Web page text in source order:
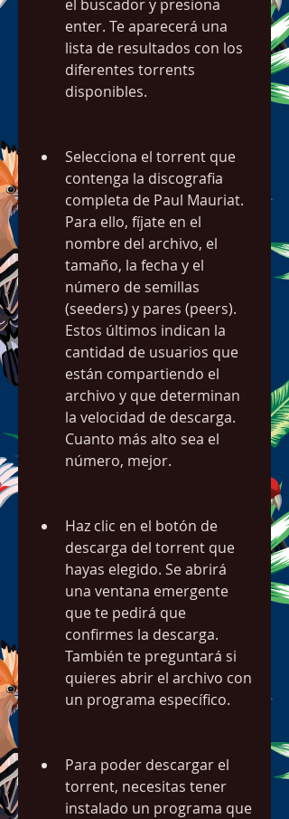
el buscador y presiona
enter. Te aparecerá una
lista de resultados con los
diferentes torrents
disponibles.
Selecciona el torrent que
contenga la discografia
completa de Paul Mauriat.
Para ello, fíjate en el
nombre del archivo, el
tamaño, la fecha y el
número de semillas
(seeders) y pares (peers).
Estos últimos indican la
cantidad de usuarios que
están compartiendo el
archivo y que determinan
la velocidad de descarga.
Cuanto más alto sea el
número, mejor.
Haz clic en el botón de
descarga del torrent que
hayas elegido. Se abrirá
una ventana emergente
que te pedirá que
confirmes la descarga.
También te preguntará si
quieres abrir el archivo con
un programa específico.
Para poder descargar el
torrent, necesitas tener
instalado un programa que